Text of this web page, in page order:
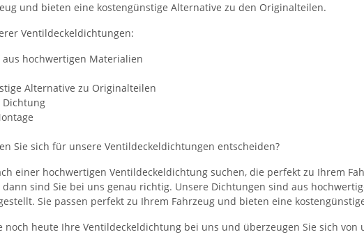
und bieten eine kostengünstige Alternative zu den Originalteilen.
Ventildeckeldichtungen:
hochwertigen Materialien
Alternative zu Originalteilen
Dichtung
Sie sich für unsere Ventildeckeldichtungen entscheiden?
einer hochwertigen Ventildeckeldichtung suchen, die perfekt zu Ihrem
sind Sie bei uns genau richtig. Unsere Dichtungen sind aus
Sie passen perfekt zu Ihrem Fahrzeug und bieten eine
noch heute Ihre Ventildeckeldichtung bei uns und überzeugen Sie sich von